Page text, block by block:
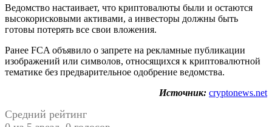
Ведомство настаивает, что криптовалюты были и остаются
высокорисковыми активами, а инвесторы должны быть
готовы потерять все свои вложения.
Ранее FCA объявило о запрете на рекламные публикации
изображений или символов, относящихся к криптовалютной
тематике без предварительное одобрение ведомства.
Источник: cryptonews.net
Средний рейтинг